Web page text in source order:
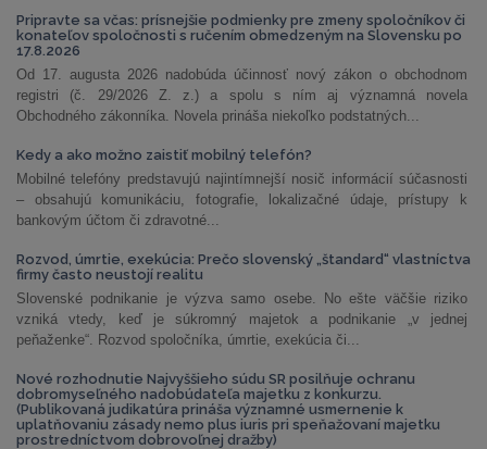
Pripravte sa včas: prísnejšie podmienky pre zmeny spoločníkov či
konateľov spoločnosti s ručením obmedzeným na Slovensku po
17.8.2026
Od 17. augusta 2026 nadobúda účinnosť nový zákon o obchodnom
registri (č. 29/2026 Z. z.) a spolu s ním aj významná novela
Obchodného zákonníka. Novela prináša niekoľko podstatných...
Kedy a ako možno zaistiť mobilný telefón?
Mobilné telefóny predstavujú najintímnejší nosič informácií súčasnosti
– obsahujú komunikáciu, fotografie, lokalizačné údaje, prístupy k
bankovým účtom či zdravotné...
Rozvod, úmrtie, exekúcia: Prečo slovenský „štandard“ vlastníctva
firmy často neustojí realitu
Slovenské podnikanie je výzva samo osebe. No ešte väčšie riziko
vzniká vtedy, keď je súkromný majetok a podnikanie „v jednej
peňaženke“. Rozvod spoločníka, úmrtie, exekúcia či...
Nové rozhodnutie Najvyššieho súdu SR posilňuje ochranu
dobromyseľného nadobúdateľa majetku z konkurzu.
(Publikovaná judikatúra prináša významné usmernenie k
uplatňovaniu zásady nemo plus iuris pri speňažovaní majetku
prostredníctvom dobrovoľnej dražby)